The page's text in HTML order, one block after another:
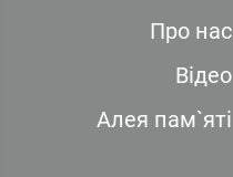
Про нас
Відео
Алея пам`яті